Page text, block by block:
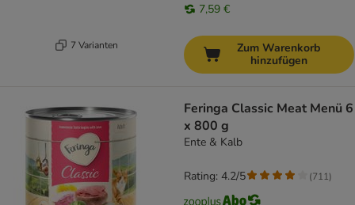
7 Varianten
7,59 €
Zum Warenkorb
hinzufügen
Feringa Classic Meat Menü 6
x 800 g
Ente & Kalb
Rating: 4.2/5 (711)